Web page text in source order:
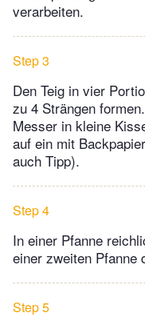
verarbeiten.
Step 3
Den Teig in vier
zu 4 Strängen
Messer in kleine
auf ein mit
auch Tipp).
Step 4
In einer Pfanne
einer zweiten Pfanne
Step 5